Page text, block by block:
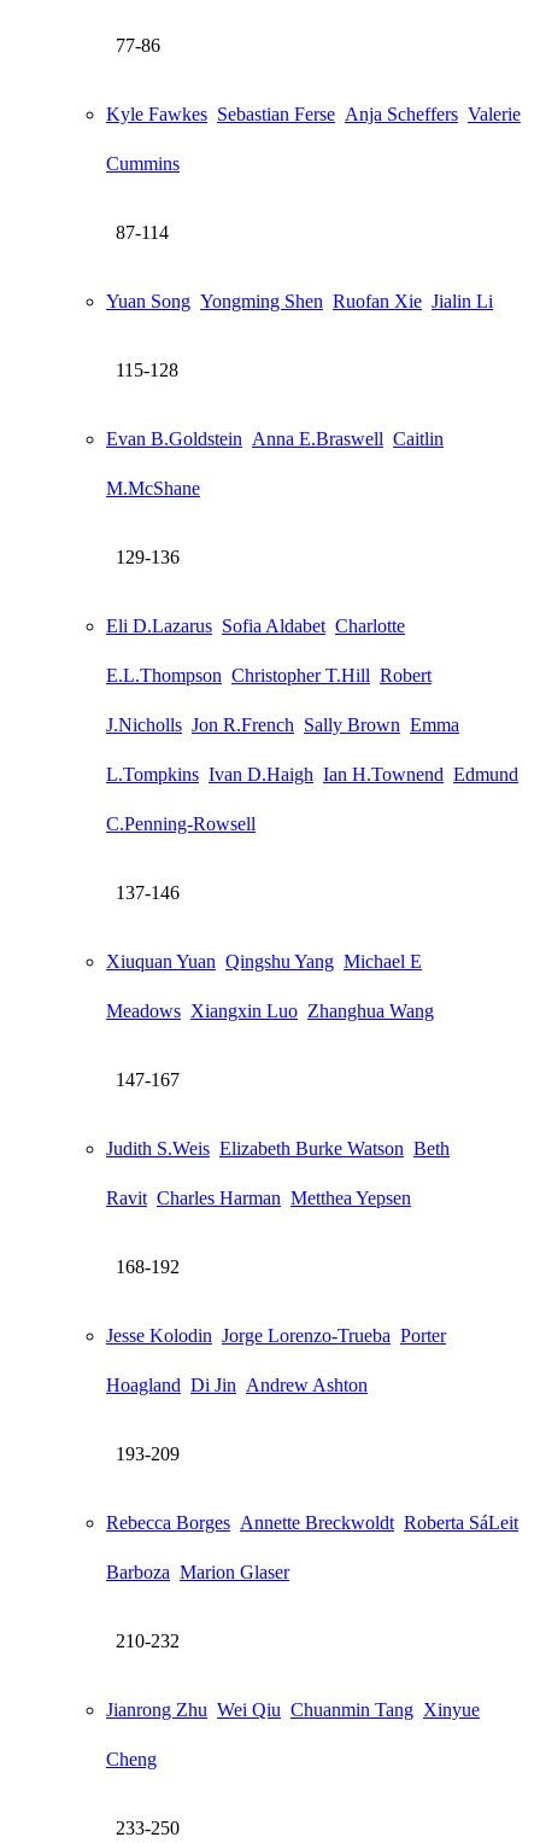
77-86
Kyle Fawkes Sebastian Ferse Anja Scheffers Valerie
Cummins
87-114
Yuan Song Yongming Shen Ruofan Xie Jialin Li
115-128
Evan B.Goldstein Anna E.Braswell Caitlin
M.McShane
129-136
Eli D.Lazarus Sofia Aldabet Charlotte
E.L.Thompson Christopher T.Hill Robert
J.Nicholls Jon R.French Sally Brown Emma
L.Tompkins Ivan D.Haigh Ian H.Townend Edmund
C.Penning-Rowsell
137-146
Xiuquan Yuan Qingshu Yang Michael E
Meadows Xiangxin Luo Zhanghua Wang
147-167
Judith S.Weis Elizabeth Burke Watson Beth
Ravit Charles Harman Metthea Yepsen
168-192
Jesse Kolodin Jorge Lorenzo-Trueba Porter
Hoagland Di Jin Andrew Ashton
193-209
Rebecca Borges Annette Breckwoldt Roberta SáLeit
Barboza Marion Glaser
210-232
Jianrong Zhu Wei Qiu Chuanmin Tang Xinyue
Cheng
233-250